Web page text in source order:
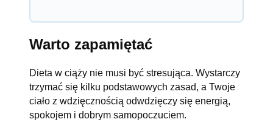
Warto zapamiętać
Dieta w ciąży nie musi być stresująca. Wystarczy
trzymać się kilku podstawowych zasad, a Twoje
ciało z wdzięcznością odwdzięczy się energią,
spokojem i dobrym samopoczuciem.